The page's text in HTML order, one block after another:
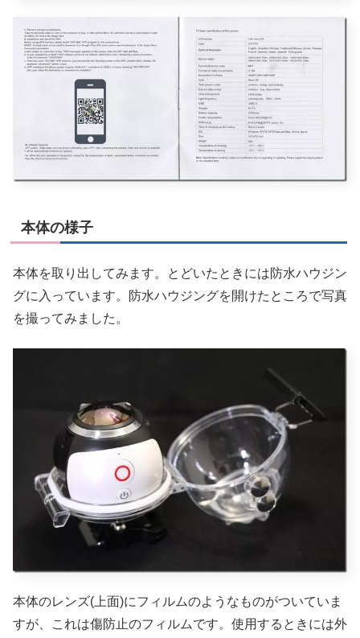
本体の様子
本体を取り出してみます。とどいたときには防水ハウジン
グに入っています。防水ハウジングを開けたところで写真
を撮ってみました。
本体のレンズ(上面)にフィルムのようなものがついていま
すが、これは傷防止のフィルムです。使用するときには外